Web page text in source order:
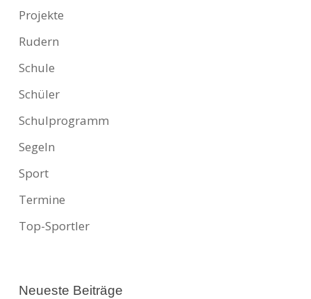
Projekte
Rudern
Schule
Schüler
Schulprogramm
Segeln
Sport
Termine
Top-Sportler
Neueste Beiträge